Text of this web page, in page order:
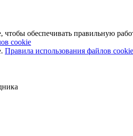
обеспечивать правильную
cookie
Правила использования файлов cookie